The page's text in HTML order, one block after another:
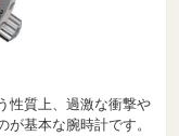
性質上、過激な衝撃や
基本な腕時計です。